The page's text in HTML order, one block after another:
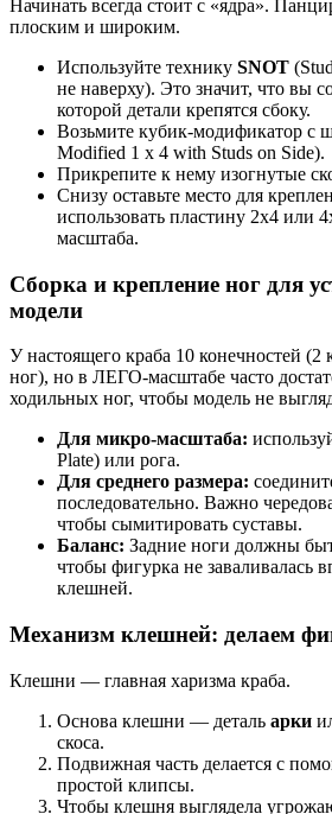
Начинать всегда стоит с «ядра».
плоским и широким.
Используйте технику SNOT
не наверху). Это значит, что вы
которой детали крепятся сбоку.
Возьмите кубик-модификатор с
Modified 1 x 4 with Studs on Side).
Прикрепите к нему изогнутые
Снизу оставьте место для
использовать пластину 2х4 или
масштаба.
Сборка и крепление ног для
модели
У настоящего краба 10 конечностей
ног), но в ЛЕГО-масштабе часто
ходильных ног, чтобы модель не
Для микро-масштаба:
Plate) или рога.
Для среднего размера:
последовательно. Важно
чтобы сымитировать суставы.
Баланс: Задние ноги должны
чтобы фигурка не заваливалась
клешней.
Механизм клешней: делаем
Клешни — главная харизма краба.
Основа клешни — деталь арки
скоса.
Подвижная часть делается с
простой клипсы.
Чтобы клешня выглядела